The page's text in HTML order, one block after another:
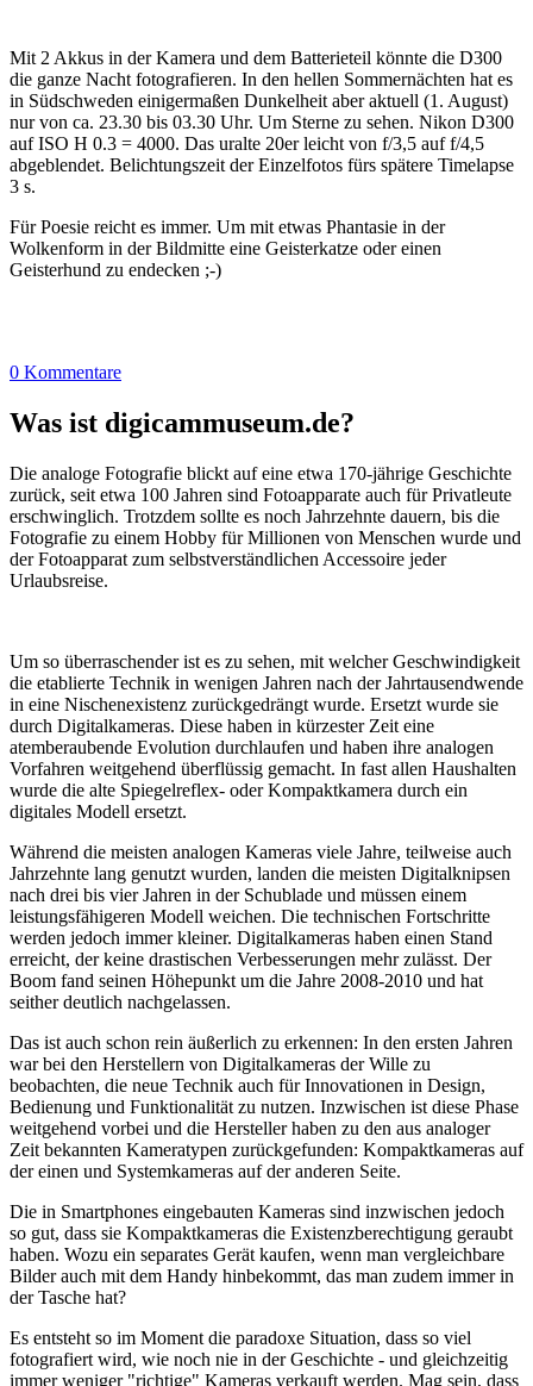
Mit 2 Akkus in der Kamera und dem Batterieteil könnte die D300
die ganze Nacht fotografieren. In den hellen Sommernächten hat es
in Südschweden einigermaßen Dunkelheit aber aktuell (1. August)
nur von ca. 23.30 bis 03.30 Uhr. Um Sterne zu sehen. Nikon D300
auf ISO H 0.3 = 4000. Das uralte 20er leicht von f/3,5 auf f/4,5
abgeblendet. Belichtungszeit der Einzelfotos fürs spätere Timelapse
3 s.
Für Poesie reicht es immer. Um mit etwas Phantasie in der
Wolkenform in der Bildmitte eine Geisterkatze oder einen
Geisterhund zu endecken ;-)
0 Kommentare
Was ist digicammuseum.de?
Die analoge Fotografie blickt auf eine etwa 170-jährige Geschichte
zurück, seit etwa 100 Jahren sind Fotoapparate auch für Privatleute
erschwinglich. Trotzdem sollte es noch Jahrzehnte dauern, bis die
Fotografie zu einem Hobby für Millionen von Menschen wurde und
der Fotoapparat zum selbstverständlichen Accessoire jeder
Urlaubsreise.
Um so überraschender ist es zu sehen, mit welcher Geschwindigkeit
die etablierte Technik in wenigen Jahren nach der Jahrtausendwende
in eine Nischenexistenz zurückgedrängt wurde. Ersetzt wurde sie
durch Digitalkameras. Diese haben in kürzester Zeit eine
atemberaubende Evolution durchlaufen und haben ihre analogen
Vorfahren weitgehend überflüssig gemacht. In fast allen Haushalten
wurde die alte Spiegelreflex- oder Kompaktkamera durch ein
digitales Modell ersetzt.
Während die meisten analogen Kameras viele Jahre, teilweise auch
Jahrzehnte lang genutzt wurden, landen die meisten Digitalknipsen
nach drei bis vier Jahren in der Schublade und müssen einem
leistungsfähigeren Modell weichen. Die technischen Fortschritte
werden jedoch immer kleiner. Digitalkameras haben einen Stand
erreicht, der keine drastischen Verbesserungen mehr zulässt. Der
Boom fand seinen Höhepunkt um die Jahre 2008-2010 und hat
seither deutlich nachgelassen.
Das ist auch schon rein äußerlich zu erkennen: In den ersten Jahren
war bei den Herstellern von Digitalkameras der Wille zu
beobachten, die neue Technik auch für Innovationen in Design,
Bedienung und Funktionalität zu nutzen. Inzwischen ist diese Phase
weitgehend vorbei und die Hersteller haben zu den aus analoger
Zeit bekannten Kameratypen zurückgefunden: Kompaktkameras auf
der einen und Systemkameras auf der anderen Seite.
Die in Smartphones eingebauten Kameras sind inzwischen jedoch
so gut, dass sie Kompaktkameras die Existenzberechtigung geraubt
haben. Wozu ein separates Gerät kaufen, wenn man vergleichbare
Bilder auch mit dem Handy hinbekommt, das man zudem immer in
der Tasche hat?
Es entsteht so im Moment die paradoxe Situation, dass so viel
fotografiert wird, wie noch nie in der Geschichte - und gleichzeitig
immer weniger "richtige" Kameras verkauft werden. Mag sein, dass